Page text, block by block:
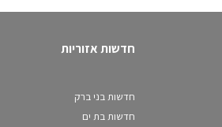
חדשות אזוריות
חדשות בני ברק
חדשות בת ים